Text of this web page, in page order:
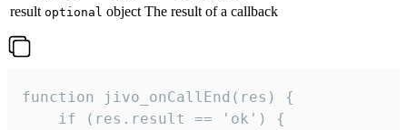
result optional object The result of a callback
function jivo_onCallEnd(res) {
    if (res.result == 'ok') {